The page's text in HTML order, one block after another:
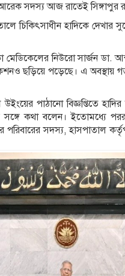
সদস্য আজ রাতেই সিঙ্গাপুর
চিকিৎসাধীন হাদিকে দেখার
মেডিকেলের নিউরো সার্জন
ছড়িয়ে পড়েছে। এ অবস্থায়
পাঠানো বিজ্ঞপ্তিতে
সঙ্গে কথা বলেন। ইতোমধ্যে
পরিবারের সদস্য, হাসপাতাল